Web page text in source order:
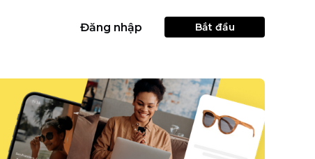
Đăng nhập Bắt đầu